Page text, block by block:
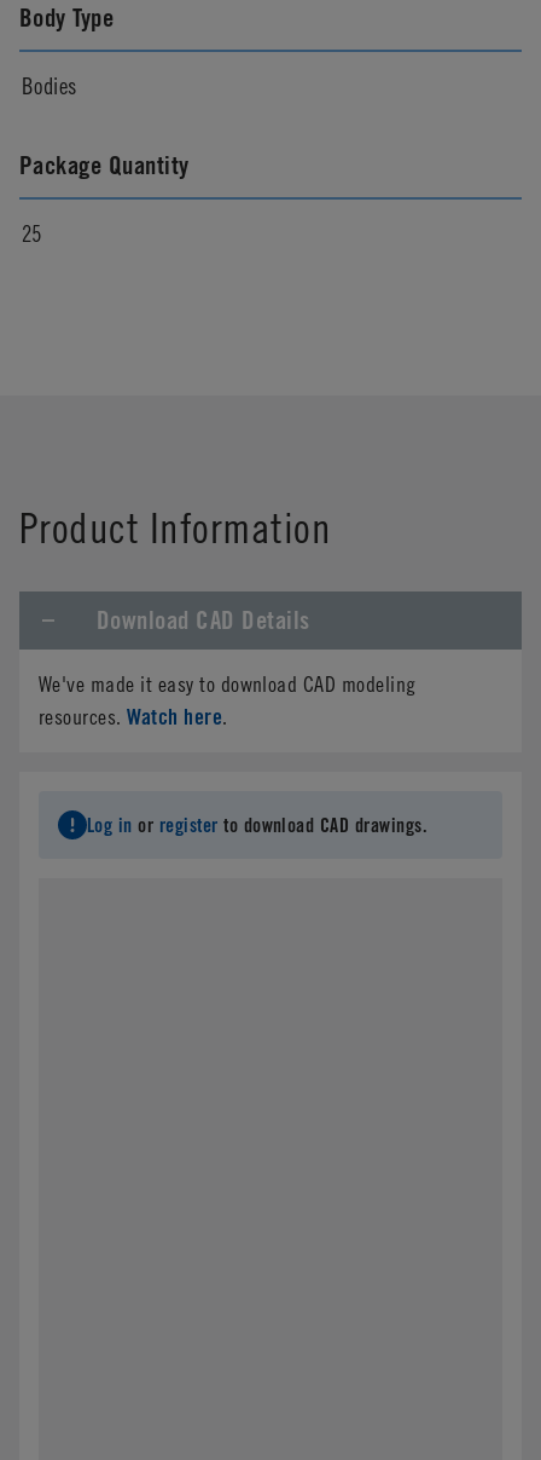
Body Type
Bodies
Package Quantity
25
Product Information
Download CAD Details
We've made it easy to download CAD modeling
resources.Watch here.
Log in or register to download CAD drawings.